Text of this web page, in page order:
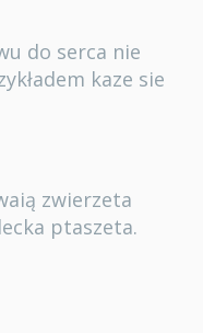
do serca nie
kaze sie
zwierzeta
ptaszeta.